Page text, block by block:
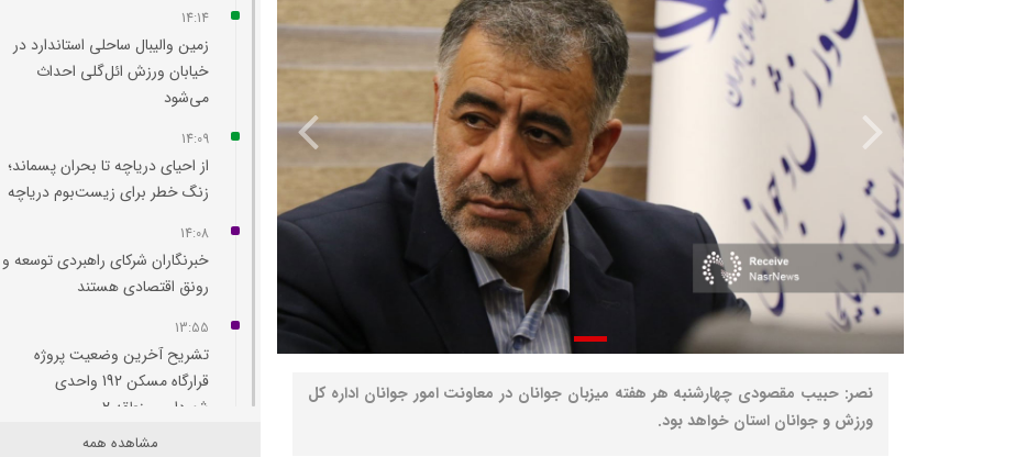
نصر: حبیب مقصودی چهارشنبه هر هفته میزبان جوانان در معاونت امور جوانان اداره کل
ورزش و جوانان استان خواهد بود.
14:14
زمین والیبال ساحلی استاندارد در
خیابان ورزش ائل‌گلی احداث
می‌شود
14:09
از احیای دریاچه تا بحران پسماند؛
زنگ خطر برای زیست‌بوم دریاچه
14:08
خبرنگاران شرکای راهبردی توسعه و
رونق اقتصادی هستند
13:55
تشریح آخرین وضعیت پروژه
قرارگاه مسکن 192 واحدی
شهرداری منطقه 2
مشاهده همه